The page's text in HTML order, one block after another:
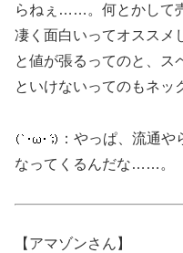
らねぇ……。何とかして
凄く面白いってオスス
と値が張るってのと、ス
といけないってのもネッ
：やっぱ、流通
なってくるんだな……。
【アマゾンさん】